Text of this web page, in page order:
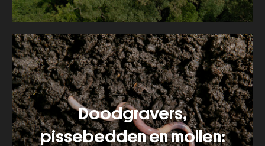
Meer tonenabout
etages
van
het
regenwoud
Doodgravers,
pissebedden en mollen: